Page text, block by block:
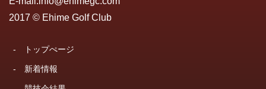
2017 © Ehime Golf Club
- トップぺージ
- 新着情報